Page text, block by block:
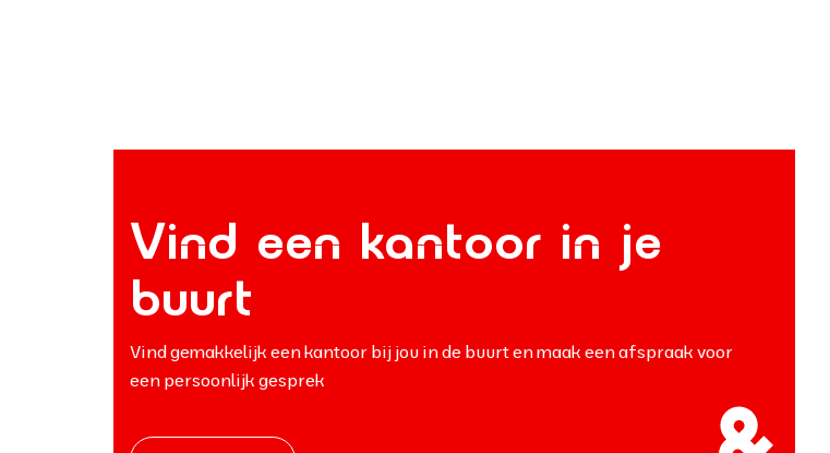
Vind een kantoor in je
buurt
Vind gemakkelijk een kantoor bij jou in de buurt en maak een afspraak voor
een persoonlijk gesprek